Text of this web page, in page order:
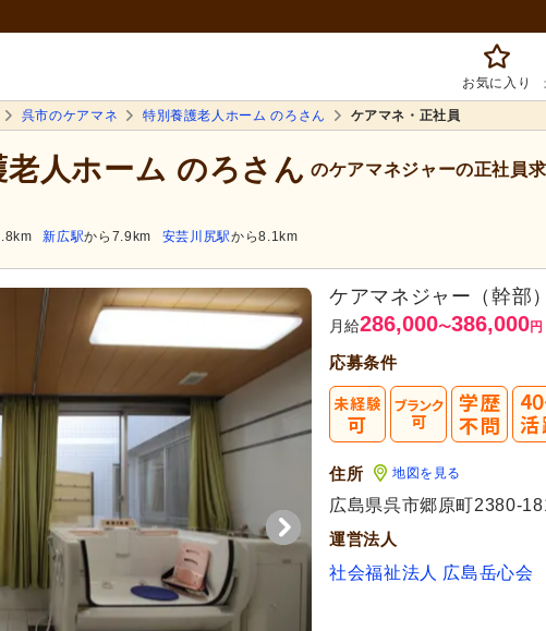
お気に入り
呉市のケアマネ 特別養護老人ホーム のろさん ケアマネ・正社員
老人ホーム のろさん のケアマネジャーの正社員
新広駅から7.9km 安芸川尻駅から8.1km
まずは応
ケアマネジャー（幹部
月給286,000〜386,000円
応募条件
住所 地図を見る
広島県呉市郷原町2380-
運営法人
社会福祉法人 広島岳心会